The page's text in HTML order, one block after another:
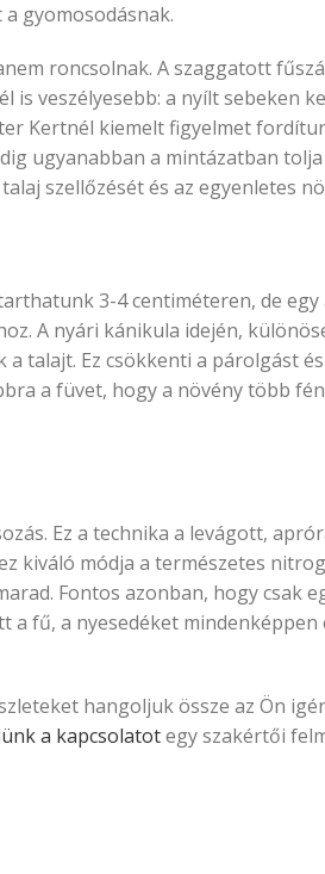
gyomosodásnak.
roncsolnak. A szaggatott
is veszélyesebb: a nyílt sebeken
Kertnél kiemelt figyelmet
ugyanabban a mintázatban
szellőzését és az egyenletes
3-4 centiméteren, de egy
A nyári kánikula idején,
talajt. Ez csökkenti a párolgást
a füvet, hogy a növény több
Ez a technika a levágott,
kiváló módja a természetes
Fontos azonban, hogy csak
fű, a nyesedéket mindenképpen
hangoljuk össze az Ön
a kapcsolatotegy szakértői